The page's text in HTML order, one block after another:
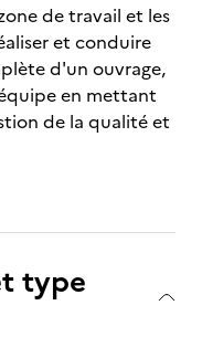
de travail et les
et conduire
d'un ouvrage,
en mettant
de la qualité et
type